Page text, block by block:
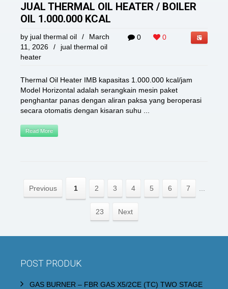
JUAL THERMAL OIL HEATER / BOILER
OIL 1.000.000 KCAL
0 0
by jual thermal oil /
March
11, 2026
/
jual thermal oil
heater
Thermal Oil Heater IMB kapasitas 1.000.000 kcal/jam
Model Horizontal adalah serangkain mesin paket
penghantar panas dengan aliran paksa yang beroperasi
secara otomatis dengan kisaran suhu ...
Read More
Previous 1 2 3 4 5 6 7
23 Next
POST PRODUK
GAS BURNER – FBR GAS X5/2CE (TC) TWO STAGE